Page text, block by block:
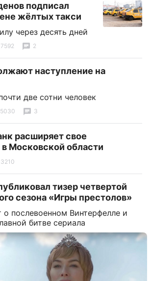
подписал
жёлтых такси
через десять дней
7592 2
наступление на
две сотни человек
5030 3
расширяет свое
в Московской области
3210
тизер четвертой
сезона «Игры престолов»
о послевоенном Винтерфелле и
битве сериала